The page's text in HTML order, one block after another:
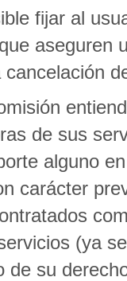
fijar al
aseguren
de sus
alguno
carácter
(ya
de su